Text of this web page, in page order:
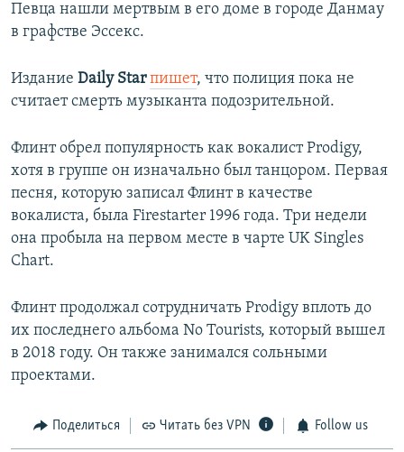
Певца нашли мертвым в его доме в городе Данмау
в графстве Эссекс.
Издание Daily Star пишет, что полиция пока не
считает смерть музыканта подозрительной.
Флинт обрел популярность как вокалист Prodigy,
хотя в группе он изначально был танцором. Первая
песня, которую записал Флинт в качестве
вокалиста, была Firestarter 1996 года. Три недели
она пробыла на первом месте в чарте UK Singles
Chart.
Флинт продолжал сотрудничать Prodigy вплоть до
их последнего альбома No Tourists, который вышел
в 2018 году. Он также занимался сольными
проектами.
Поделиться Читать без VPN Follow us